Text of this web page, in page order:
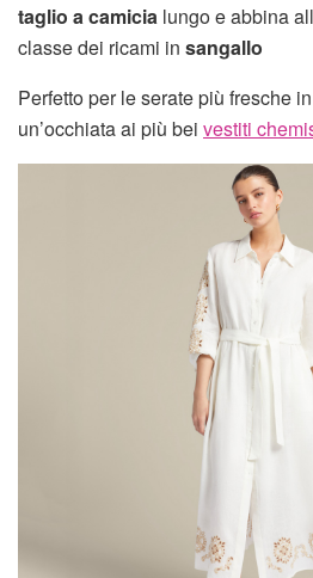
taglio a camicia lungo e abbina
classe dei ricami in sangallo
Perfetto per le serate più fresche
un’occhiata ai più bei vestiti